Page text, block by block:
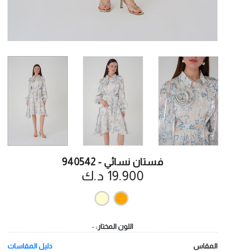
فستان نسائي - 940542
19.900 د.ك
اللون المختار: -
المقاس دليل المقاسات